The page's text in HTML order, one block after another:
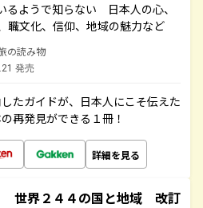
るようで知らない 日本人の心、
職文化、信仰、地域の魅力など
の読み物
発売
たガイドが、日本人にこそ伝えた
再発見ができる１冊！
詳細を見る
世界２４４の国と地域 改訂